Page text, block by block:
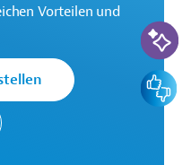
unterstützt die
Vorteilen und
KI-